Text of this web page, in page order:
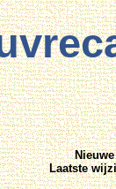
Laatste